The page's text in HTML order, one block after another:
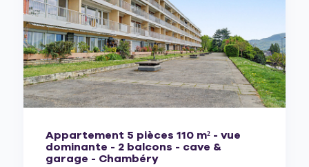
Appartement 5 pièces 110 m² - vue
dominante - 2 balcons - cave &
garage - Chambéry